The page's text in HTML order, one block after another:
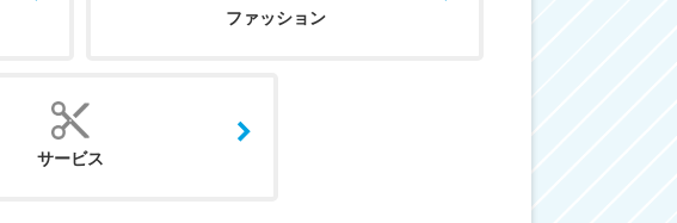
ファッション
サービス